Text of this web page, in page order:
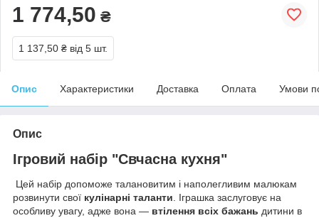
1 774,50 ₴
1 137,50 ₴ від 5 шт.
Опис Характеристики Доставка Оплата Умови
Опис
Ігровий набір "Свчасна кухня"
Цей набір допоможе талановитим і наполегливим малюкам
розвинути свої кулінарні таланти. Іграшка заслуговує на
особливу увагу, адже вона — втілення всіх бажань дитини в